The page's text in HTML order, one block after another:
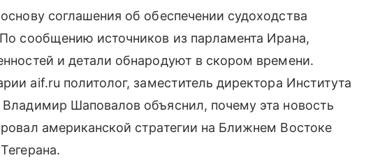
соглашения об обеспечении судоходства
сообщению источников из парламента Ирана,
и детали обнародуют в скором времени.
aif.ru политолог, заместитель директора Института
Шаповалов объяснил, почему эта новость
американской стратегии на Ближнем Востоке